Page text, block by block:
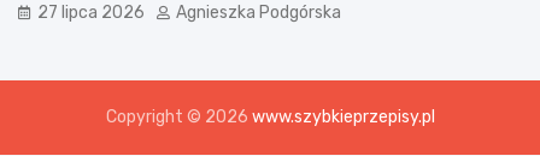
27 lipca 2026 Agnieszka Podgórska
Copyright © 2026 www.szybkieprzepisy.pl